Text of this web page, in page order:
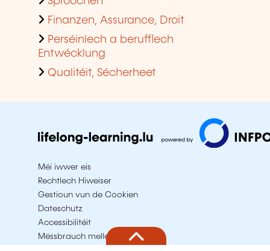
Perséinlech a berufflech
Entwécklung
Qualitéit, Sécherheet
Méi iwwer eis
Gestioun vun de Cookien
Dateschutz
Accessibilitéit
Mëssbrauch mellen
Plang vum Site